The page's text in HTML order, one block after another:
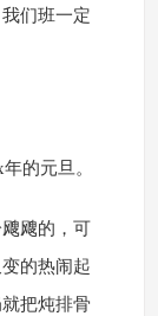
们班一定
的元旦。
飕的，可
的热闹起
把炖排骨